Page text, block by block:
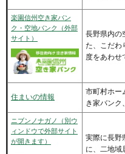
楽園信州空き家バン
ク・空地バンク（外部
サイト）
長野県内の
た、こだわ
度をあわせ
住まいの情報
市町村ホー
き家バンク
ニブンノナガノ（別ウ
ィンドウで外部サイト
が開きます）
実際に長野
に、二地域